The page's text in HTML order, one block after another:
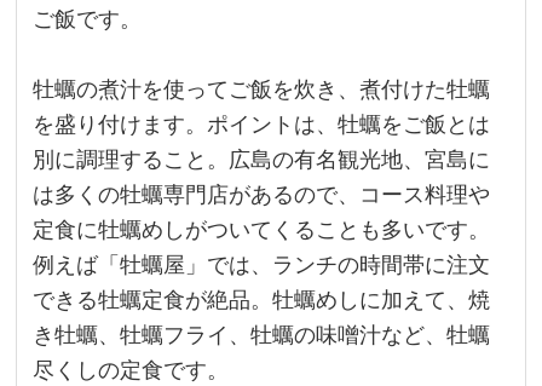
ご飯です。
牡蠣の煮汁を使ってご飯を炊き、煮付けた牡蠣
を盛り付けます。ポイントは、牡蠣をご飯とは
別に調理すること。広島の有名観光地、宮島に
は多くの牡蠣専門店があるので、コース料理や
定食に牡蠣めしがついてくることも多いです。
例えば「牡蠣屋」では、ランチの時間帯に注文
できる牡蠣定食が絶品。牡蠣めしに加えて、焼
き牡蠣、牡蠣フライ、牡蠣の味噌汁など、牡蠣
尽くしの定食です。